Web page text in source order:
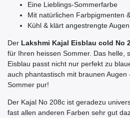
Eine Lieblings-Sommerfarbe
Mit natürlichen Farbpigmenten
Kühl & klärt angestrengte Augen
Der Lakshmi Kajal Eisblau cold No
für Ihren heissen Sommer. Das helle,
Eisblau passt nicht nur perfekt zu
auch phantastisch mit braunen Augen
Sommer pur!
Der Kajal No 208c ist geradezu
fast allen anderen Farben sehr gut